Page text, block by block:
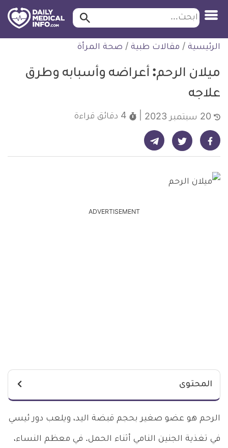
التخطي
للمحتوى
ابحث ابحث…
الرئيسية / مقالات طبية / صحة المرأة
ميلان الرحم: أعراضه وأسبابه وطرق
علاجه
4 دقائق قراءة
شارك على فيسبوك - ديلي ميديكال انفو شارك على تويتر - ديلي ميديكال انفو شارك على تيليجرام - ديلي ميديكال انفو
ADVERTISEMENT
المحتوى
الرحم هو عضو صغير بحجم قبضة اليد، ويلعب دور ئيسي
في تغذية الجنين النامي أثناء الحمل. في معظم النساء،